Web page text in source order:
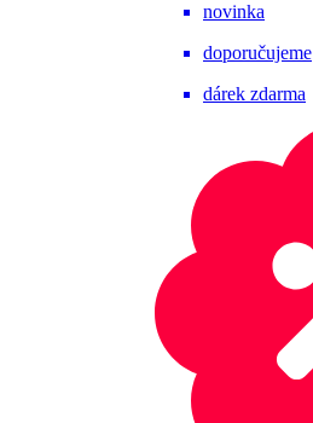
novinka
doporučujeme
dárek zdarma